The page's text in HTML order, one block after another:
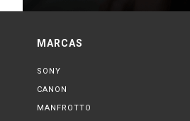
MARCAS
SONY
CANON
MANFROTTO